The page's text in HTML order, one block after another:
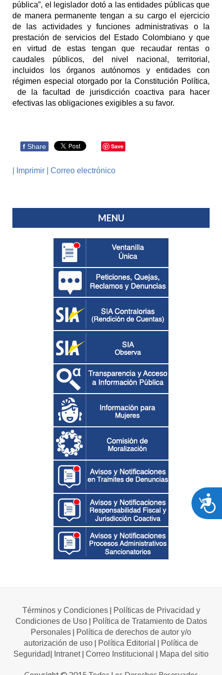
pública”, el legislador dotó a las entidades públicas que
de manera permanente tengan a su cargo el ejercicio
de las actividades y funciones administrativas o la
prestación de servicios del Estado Colombiano y que
en virtud de estas tengan que recaudar rentas o
caudales públicos, del nivel nacional, territorial,
incluidos los órganos autónomos y entidades con
régimen especial otorgado por la Constitución Política,
de la facultad de jurisdicción coactiva para hacer
efectivas las obligaciones exigibles a su favor.
f Share Save
| Imprimir | Correo electrónico
MENU
Términos y Condiciones| Políticas de Privacidad y
Condiciones de Uso| Política de Tratamiento de Datos
Personales | Política de derechos de autor y/o
autorización de uso | Política Editorial | Política de
Seguridad| Intranet| Correo Institucional | Mapa del sitio